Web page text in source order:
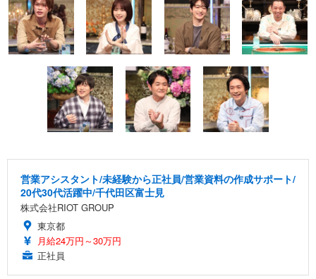
営業アシスタント/未経験から正社員/営業資料の作成サポート/
20代30代活躍中/千代田区富士見
株式会社RIOT GROUP
東京都
月給24万円～30万円
正社員